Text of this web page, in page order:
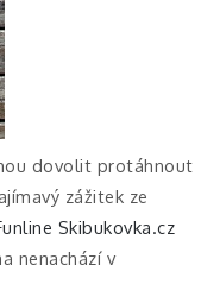
dovolit protáhnout
zážitek ze
Skibukovka.cz
nenachází v